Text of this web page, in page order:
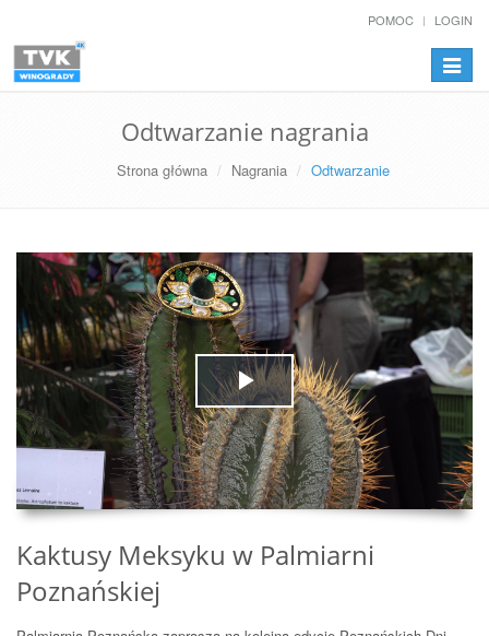
POMOC LOGIN
Odtwarzanie nagrania
Strona główna Nagrania Odtwarzanie
Play
Video
Kaktusy Meksyku w Palmiarni
Poznańskiej